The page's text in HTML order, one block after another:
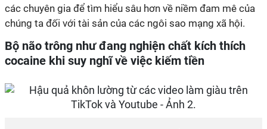
các chuyên gia để tìm hiểu sâu hơn về niềm đam mê của
chúng ta đối với tài sản của các ngôi sao mạng xã hội.
Bộ não trông như đang nghiện chất kích thích
cocaine khi suy nghĩ về việc kiếm tiền